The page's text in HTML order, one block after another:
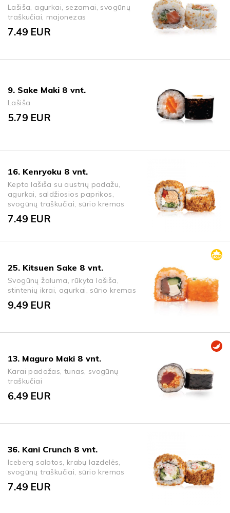
Lašiša, agurkai, sezamai, svogūnų
traškučiai, majonezas
7.49 EUR
9. Sake Maki 8 vnt.
Lašiša
5.79 EUR
16. Kenryoku 8 vnt.
Kepta lašiša su austrių padažu,
agurkai, saldžiosios paprikos,
svogūnų traškučiai, sūrio kremas
7.49 EUR
25. Kitsuen Sake 8 vnt.
Svogūnų žaluma, rūkyta lašiša,
stintenių ikrai, agurkai, sūrio kremas
9.49 EUR
13. Maguro Maki 8 vnt.
Karai padažas, tunas, svogūnų
traškučiai
6.49 EUR
36. Kani Crunch 8 vnt.
Iceberg salotos, krabų lazdelės,
svogūnų traškučiai, sūrio kremas
7.49 EUR